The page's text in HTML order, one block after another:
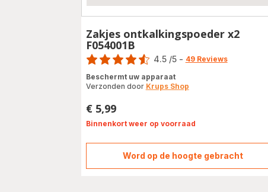
Word op de hoogte gebracht
Zakjes
ontkalkingspoeder
Zakjes ontkalkingspoeder x2
F054001B
Score
4.5 /5 - 49 Reviews
Beschermt uw apparaat
Verzonden door Krups Shop
Prijs
€ 5,99
Binnenkort weer op voorraad